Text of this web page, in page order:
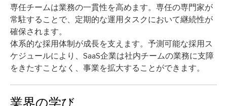
専任チームは業務の一貫性を高めます。 専任の専門家が
常駐することで、定期的な運用タスクにおいて継続性が
確保されます。
体系的な採用体制が成長を支えます。 予測可能な採用ス
ケジュールにより、SaaS企業は社内チームの業務に支障
をきたすことなく、事業を拡大することができます。
業界の学び